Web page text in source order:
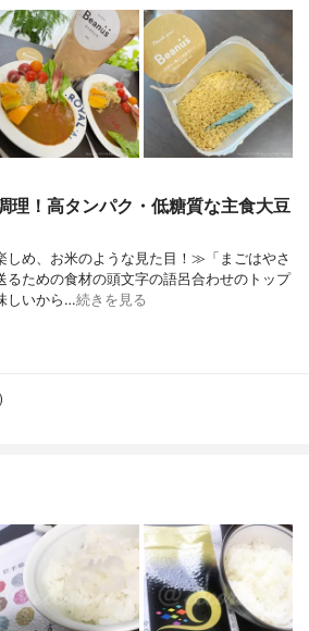
理！高タンパク・低糖質な主食大豆
め、お米のような見た目！≫「まごはやさ
るための食材の頭文字の語呂合わせのトップ
しいから…続きを見る